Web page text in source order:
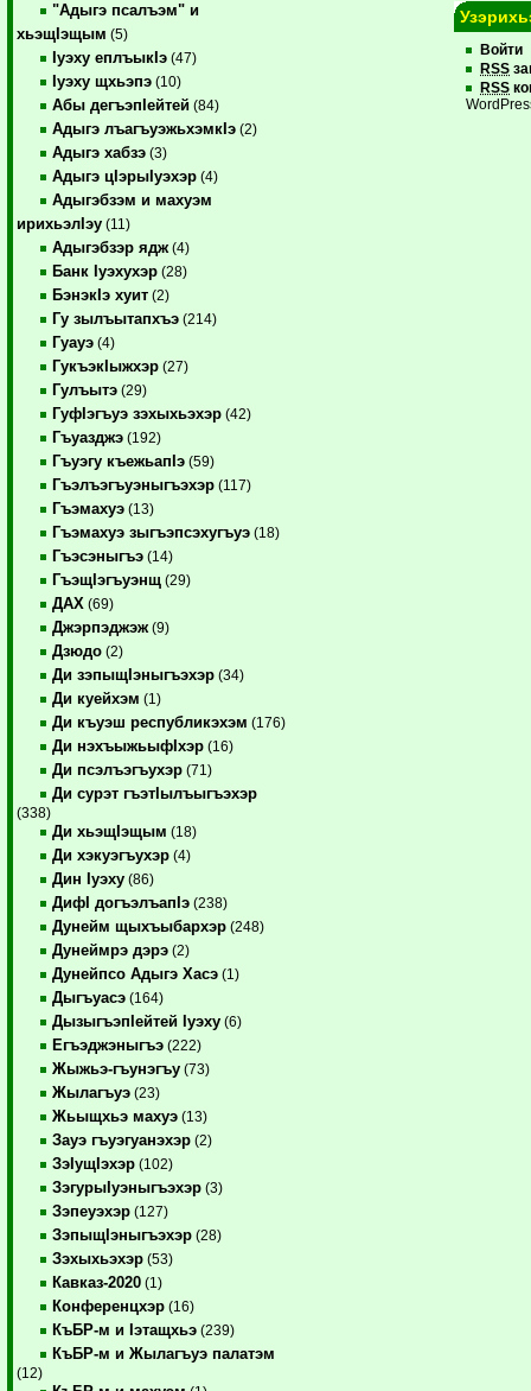
"Адыгэ псалъэм" и
хьэщIэщым (5)
Iуэху еплъыкIэ (47)
Iуэху щхьэпэ (10)
Абы дегъэпIейтей (84)
Адыгэ лъагъуэжьхэмкIэ (2)
Адыгэ хабзэ (3)
Адыгэ цIэрыIуэхэр (4)
Адыгэбзэм и махуэм
ирихьэлIэу (11)
Адыгэбзэр ядж (4)
Банк Iуэхухэр (28)
БэнэкIэ хуит (2)
Гу зылъытапхъэ (214)
Гуауэ (4)
ГукъэкIыжхэр (27)
Гулъытэ (29)
ГуфIэгъуэ зэхыхьэхэр (42)
Гъуазджэ (192)
Гъуэгу къежьапIэ (59)
Гъэлъэгъуэныгъэхэр (117)
Гъэмахуэ (13)
Гъэмахуэ зыгъэпсэхугъуэ (18)
Гъэсэныгъэ (14)
ГъэщIэгъуэнщ (29)
ДАХ (69)
Джэрпэджэж (9)
Дзюдо (2)
Ди зэпыщIэныгъэхэр (34)
Ди куейхэм (1)
Ди къуэш республикэхэм (176)
Ди нэхъыжьыфIхэр (16)
Ди псэлъэгъухэр (71)
Ди сурэт гъэтIылъыгъэхэр
(338)
Ди хьэщIэщым (18)
Ди хэкуэгъухэр (4)
Дин Iуэху (86)
ДифI догъэлъапIэ (238)
Дунейм щыхъыбархэр (248)
Дунеймрэ дэрэ (2)
Дунейпсо Адыгэ Хасэ (1)
Дыгъуасэ (164)
ДызыгъэпIейтей Iуэху (6)
Егъэджэныгъэ (222)
Жыжьэ-гъунэгъу (73)
Жылагъуэ (23)
Жьыщхьэ махуэ (13)
Зауэ гъуэгуанэхэр (2)
ЗэIущIэхэр (102)
ЗэгурыIуэныгъэхэр (3)
Зэпеуэхэр (127)
ЗэпыщIэныгъэхэр (28)
Зэхыхьэхэр (53)
Кавказ-2020 (1)
Конференцхэр (16)
КъБР-м и Iэтащхьэ (239)
КъБР-м и Жылагъуэ палатэм
(12)
Войти
RSS
RSS